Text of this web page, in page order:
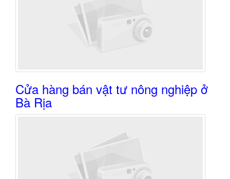
Cửa hàng bán vật tư nông nghiệp ở
Bà Rịa